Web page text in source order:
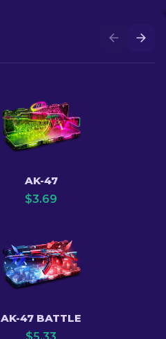
AK-47
$3.69
AK-47 BATTLE